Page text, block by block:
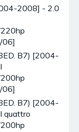
2008] - 2.0
B7) [2004-
B7) [2004-
quattro